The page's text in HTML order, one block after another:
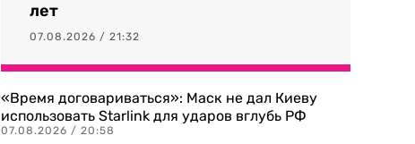
лет
07.08.2026 / 21:32
«Время договариваться»: Маск не дал Киеву
использовать Starlink для ударов вглубь РФ
07.08.2026 / 20:58